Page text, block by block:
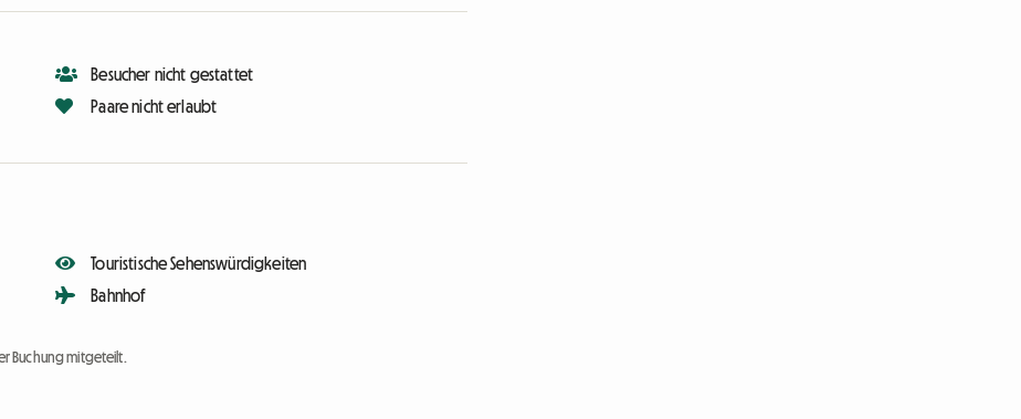
Besucher nicht gestattet
Paare nicht erlaubt
Touristische Sehenswürdigkeiten
Bahnhof
Buchung mitgeteilt.